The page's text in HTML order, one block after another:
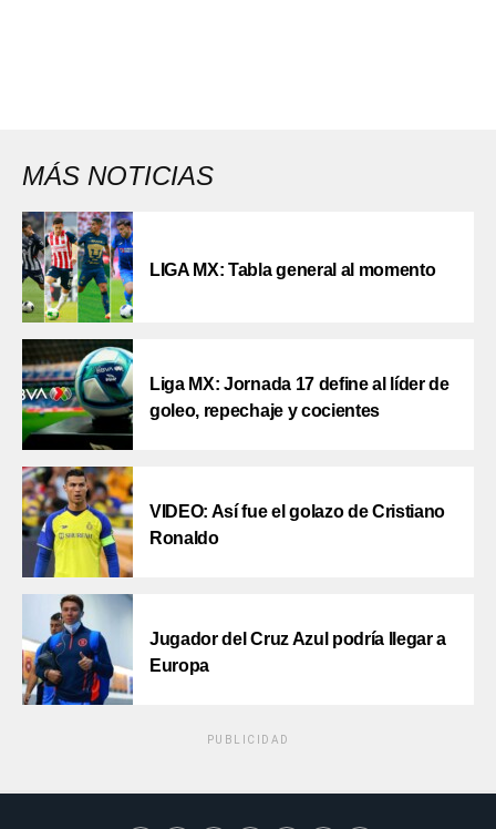
MÁS NOTICIAS
LIGA MX: Tabla general al momento
Liga MX: Jornada 17 define al líder de
goleo, repechaje y cocientes
VIDEO: Así fue el golazo de Cristiano
Ronaldo
Jugador del Cruz Azul podría llegar a
Europa
PUBLICIDAD